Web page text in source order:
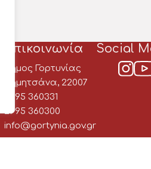
Επικοινωνία
Δήμος Γορτυνίας
Δημητσάνα, 22007
2795 360331
2795 360300
info@gortynia.gov.gr
Social